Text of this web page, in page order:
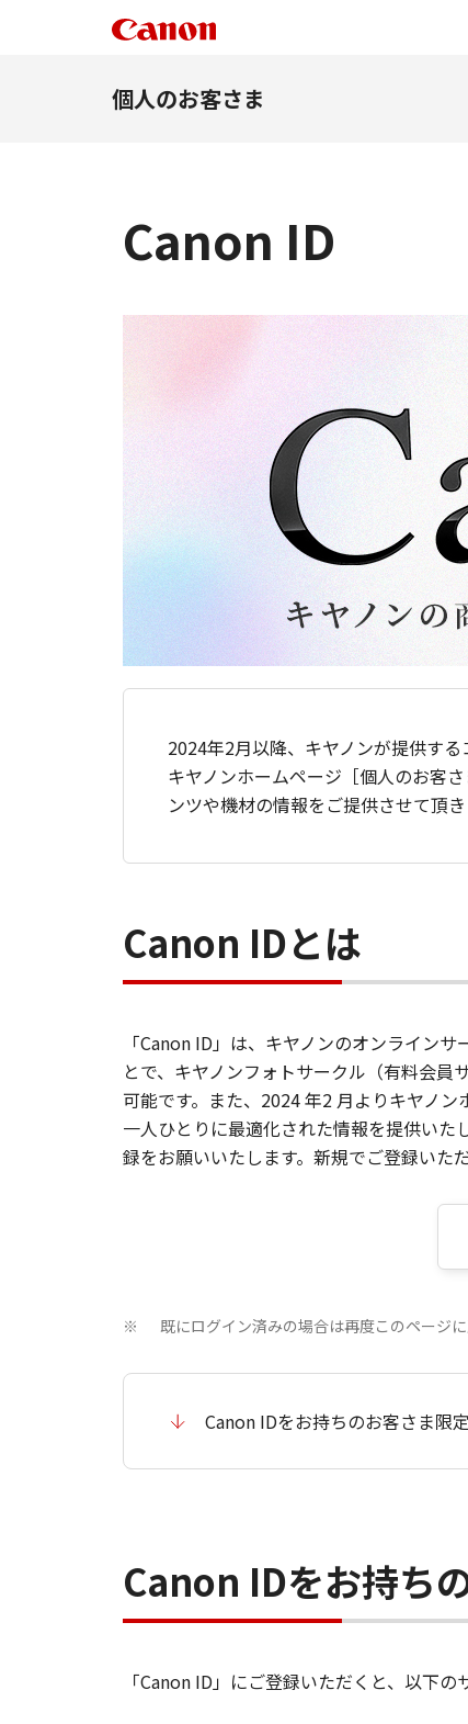
個人のお客さま
Canon ID
2024年2月以降、キヤノンが提供す
キヤノンホームページ［個人のお客
ンツや機材の情報をご提供させて頂き
Canon IDとは
「Canon ID」は、キヤノンのオンライン
とで、キヤノンフォトサークル（有料会
可能です。また、2024 年2 月よりキヤノ
一人ひとりに最適化された情報を提供いた
録をお願いいたします。新規でご登録いた
※ 既にログイン済みの場合は再度このページに
Canon IDをお持ちのお客さま限
Canon IDをお持ち
「Canon ID」にご登録いただくと、以下